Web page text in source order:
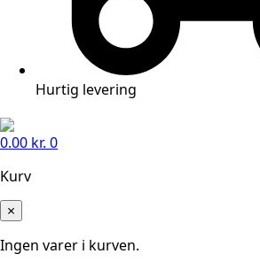
Hurtig levering
0.00 kr. 0
Kurv
×
Ingen varer i kurven.